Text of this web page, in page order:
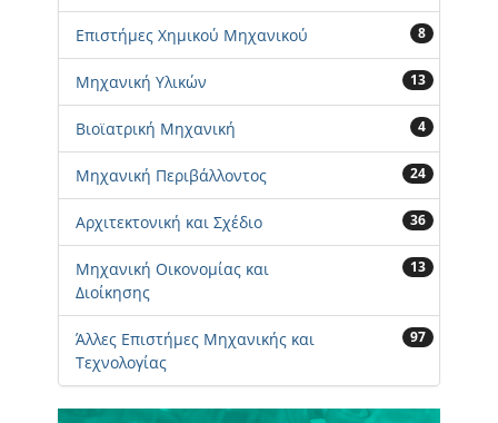
Επιστήμες Χημικού Μηχανικού 8
Μηχανική Υλικών 13
Βιοϊατρική Μηχανική 4
Μηχανική Περιβάλλοντος 24
Αρχιτεκτονική και Σχέδιο 36
Μηχανική Οικονομίας και
Διοίκησης
13
Άλλες Επιστήμες Μηχανικής και
Τεχνολογίας
97